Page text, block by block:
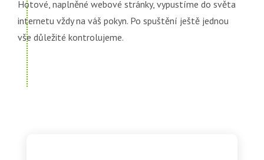
Hotové, naplněné webové stránky, vypustíme do světa
internetu vždy na váš pokyn. Po spuštění ještě jednou
vše důležité kontrolujeme.